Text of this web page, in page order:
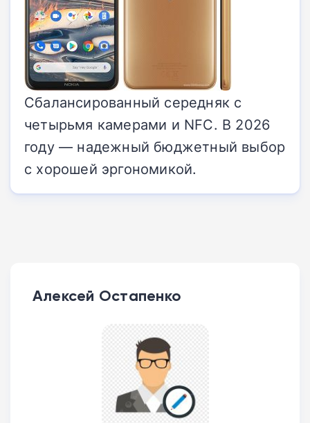
Сбалансированный середняк с
четырьмя камерами и NFC. В 2026
году — надежный бюджетный выбор
с хорошей эргономикой.
Алексей Остапенко